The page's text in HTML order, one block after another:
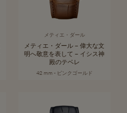
メティエ・ダール
メティエ・ダール – 偉大な文
明へ敬意を表して – イシス神
殿のテベレ
42 mm - ピンクゴールド